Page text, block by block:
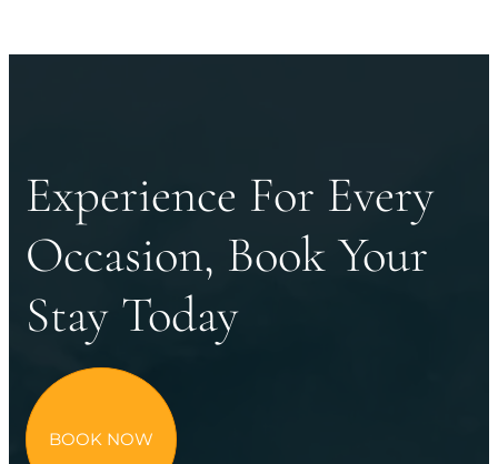
Experience For Every
Occasion, Book Your
Stay Today
BOOK NOW